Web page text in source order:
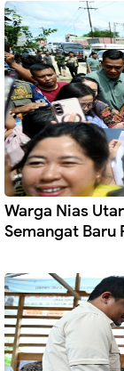
Warga Nias
Semangat Baru